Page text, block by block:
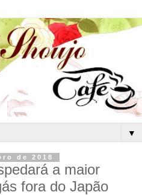
▼
de 2018
a maior
fora do Japão